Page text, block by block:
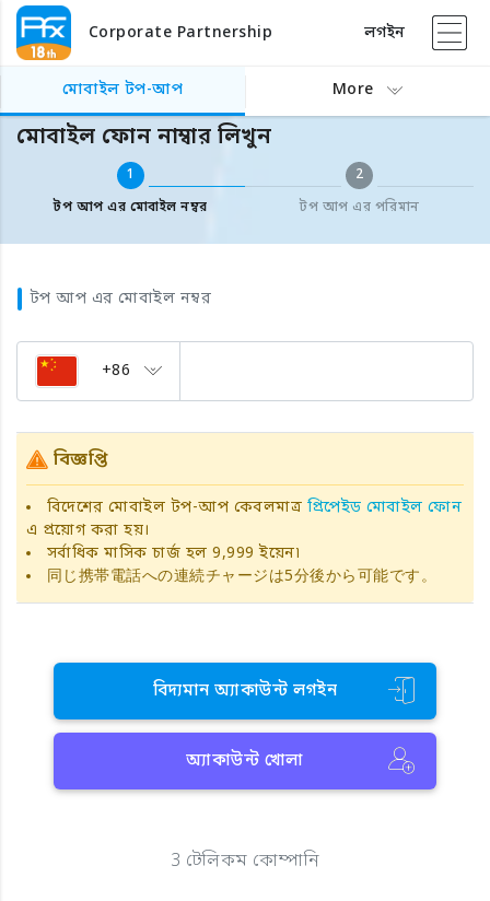
Corporate Partnership লগইন
মোবাইল টপ-আপ More
বিদেশের মোবাইল টপ আপ মোবাইল ফোন নাম্বার লিখুন
মোবাইল ফোন নাম্বার লিখুন
1
টপ আপ এর মোবাইল নম্বর
2
টপ আপ এর পরিমান
টপ আপ এর মোবাইল নম্বর
+86
বিজ্ঞপ্তি
বিদেশের মোবাইল টপ-আপ কেবলমাত্র প্রিপেইড মোবাইল ফোন
এ প্রয়োগ করা হয়।
সর্বাধিক মাসিক চার্জ হল 9,999 ইয়েন৷
同じ携帯電話への連続チャージは5分後から可能です。
বিদ্যমান অ্যাকাউন্ট লগইন
অ্যাকাউন্ট খোলা
3 টেলিকম কোম্পানি